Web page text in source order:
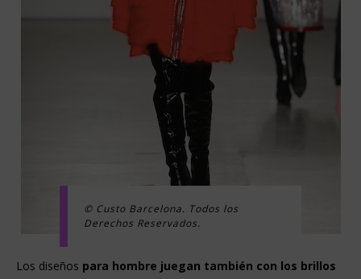
© Custo Barcelona. Todos los
Derechos Reservados.
Los diseños para hombre juegan también con los brillos